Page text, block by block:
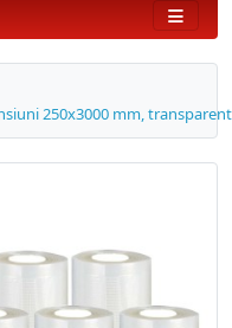
250x3000 mm,